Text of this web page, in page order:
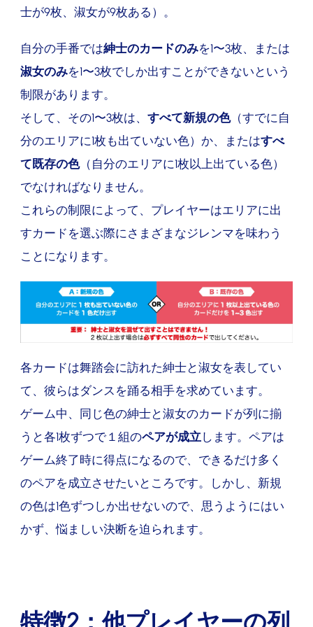
士が9枚、淑女が9枚ある）。
自分の手番では紳士のカードのみを1〜3枚、または
淑女のみを1〜3枚でしか出すことができないという
制限があります。
そして、その1〜3枚は、 すべて新規の色（すでに自
分のエリアに1枚も出ていない色）か、またはすべ
て既存の色（自分のエリアに1枚以上出ている色）
でなければなりません。
これらの制限によって、プレイヤーはエリアに出
すカードを選ぶ際にさまざまなジレンマを味わう
ことになります。
各カードは舞踏会に訪れた紳士と淑女を表してい
て、彼らはダンスを踊る相手を求めています。
ゲーム中、同じ色の紳士と淑女のカードが列に揃
うと各1枚ずつで１組のペアが成立 します。ペアは
ゲーム終了時に得点になるので、できるだけ多く
のペアを成立させたいところです。しかし、新規
の色は1色ずつしか出せないので、思うようにはい
かず、悩ましい決断を迫られます。